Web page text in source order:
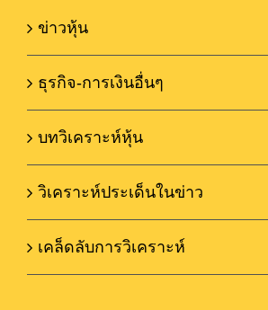
ข่าวหุ้น
ธุรกิจ-การเงินอื่นๆ
บทวิเคราะห์หุ้น
วิเคราะห์ประเด็นในข่าว
เคล็ดลับการวิเคราะห์